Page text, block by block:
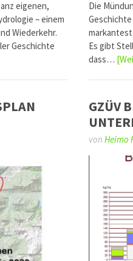
eigenen,
– einem
Wiederkehr.
Geschichte
Die
Es gibt
dass…
GZÜV
vonHeimo